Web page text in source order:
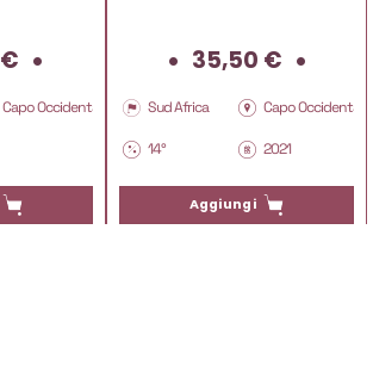
€
Capo Occidentale
35,50 €
Sud Africa Capo Occidentale
14° 2021
Aggiungi